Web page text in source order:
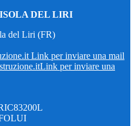
DEL LIRI
del Liri (FR)
Link per inviare una mail
Link per inviare una